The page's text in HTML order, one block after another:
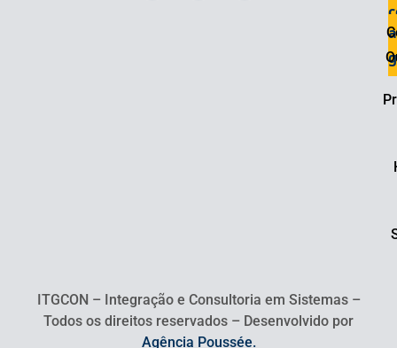
a
ITGCON – Integração e Consultoria em Sistemas –
Todos os direitos reservados – Desenvolvido por
Agência Poussée.